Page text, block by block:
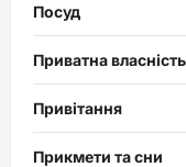
Посуд
Приватна власність
Привітання
Прикмети та сни